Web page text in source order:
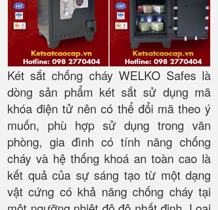
Két sắt chống cháy WELKO Safes là
dòng sản phẩm két sắt sử dụng mã
khóa điện tử nên có thể đổi mã theo ý
muốn, phù hợp sử dụng trong văn
phòng, gia đình có tính năng chống
cháy và hệ thống khoá an toàn cao là
kết quả của sự sáng tạo từ một dạng
vật cứng có khả năng chống cháy tại